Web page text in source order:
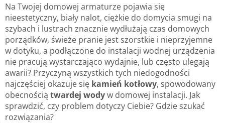
Na Twojej domowej armaturze pojawia się
nieestetyczny, biały nalot, ciężkie do domycia smugi na
szybach i lustrach znacznie wydłużają czas domowych
porządków, świeże pranie jest szorstkie i nieprzyjemne
w dotyku, a podłączone do instalacji wodnej urządzenia
nie pracują wystarczająco wydajnie, lub często ulegają
awarii? Przyczyną wszystkich tych niedogodności
najczęściej okazuje się kamień kotłowy, spowodowany
obecnością twardej wodyw domowej instalacji. Jak
sprawdzić, czy problem dotyczy Ciebie? Gdzie szukać
rozwiązania?